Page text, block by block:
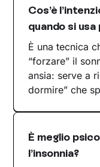
Cos’è
quando si usa
È una tecnica
“forzare” il
ansia: serve a
dormire” che
È meglio
l’insonnia?